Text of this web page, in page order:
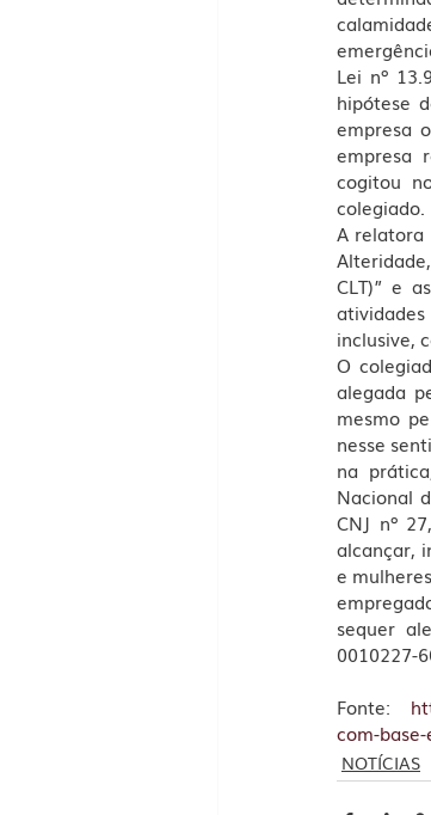
Lei nº
hipótese
empresa
empresa
cogitou
colegiado.
A relatora
CLT)” e
inclusive,
O
alegada
mesmo
nesse
na
Nacional
CNJ nº
alcançar,
e
sequer
0010227-
Fonte:
com-
NOTÍCIAS